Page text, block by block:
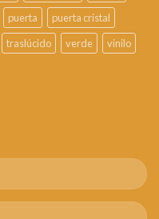
puerta
puerta cristal
traslúcido verde
vinilo